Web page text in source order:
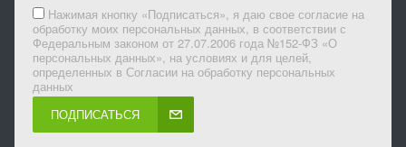
Нажимая кнопку «Подписаться», я даю свое согласие на
обработку моих персональных данных, в соответствии с
Федеральным законом от 27.07.2006 года №152-ФЗ «О
персональных данных», на условиях и для целей,
определенных в Согласии на обработку персональных
данных
ПОДПИСАТЬСЯ